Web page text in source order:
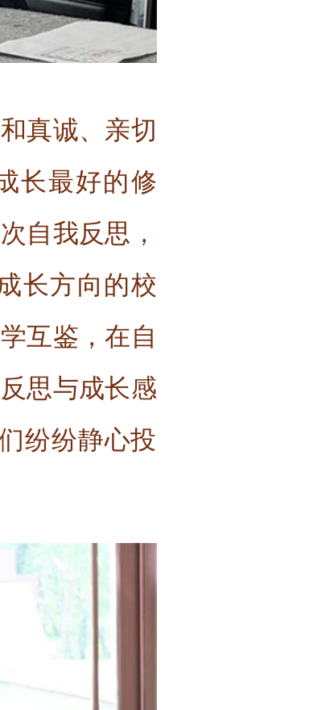
真诚、亲切
长最好的修
自我反思，
长方向的校
互鉴，在自
思与成长感
纷纷静心投